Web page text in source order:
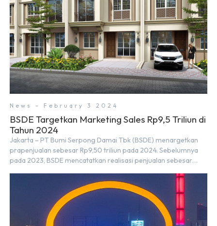
News - February 3 2024
BSDE Targetkan Marketing Sales Rp9,5 Triliun di
Tahun 2024
Jakarta – PT Bumi Serpong Damai Tbk (BSDE) menargetkan
prapenjualan sebesar Rp9,50 triliun pada 2024. Sebelumnya
pada 2023, BSDE mencatatkan realisasi penjualan sebesar
Rp8,80 triliun. Menurut Direktur BSDE Hermawan Wijaya
menghadapi 2024, kondisi ekonomi global maupun nasional
dapat memengaruhi pertimbangan masyarakat untuk
membeli rumah maupun investasi di sektor […]